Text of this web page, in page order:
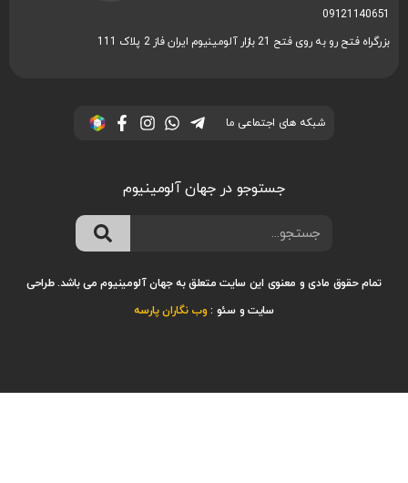
09121140651
بزرگراه فتح رو به روی فتح 21 بازار آلومینیوم ایران فاز 2 پلاک 111
شبکه های اجتماعی ما
جستوجو در جهان آلومینیوم
تمام حقوق مادی و معنوی این سایت متعلق به جهان آلومینیوم می باشد.طراحی
سایت وسئو : وب نگاران پارسه